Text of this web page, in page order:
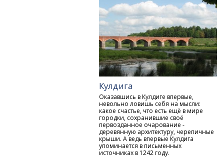
Кулдига
Оказавшись в Кулдиге впервые,
невольно ловишь себя на мысли:
какое счастье, что есть ещё в мире
городки, сохранившие своё
первозданное очарование -
деревянную архитектуру, черепичные
крыши. А ведь впервые Кулдига
упоминается в письменных
источниках в 1242 году.